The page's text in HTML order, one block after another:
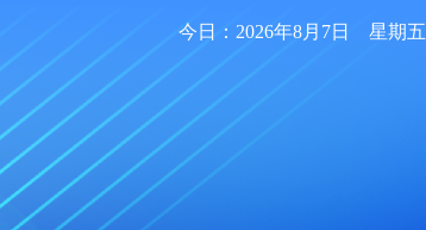
今日：2026年8月7日 星期五